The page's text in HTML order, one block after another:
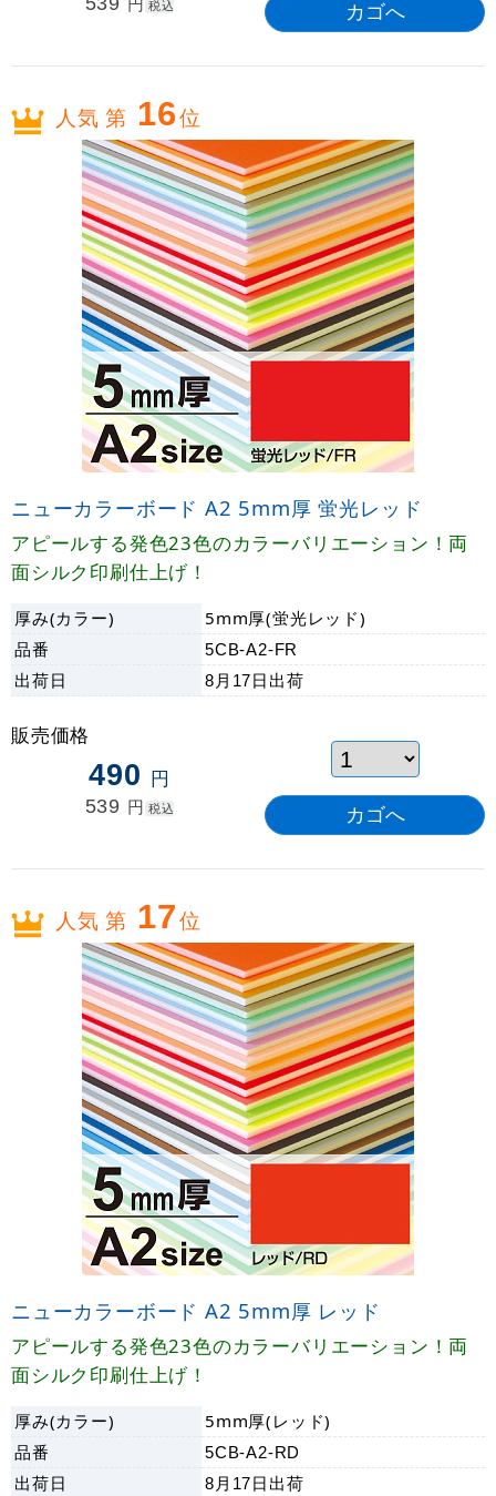
税込
人気 第 16位
ニューカラーボード A2 5mm厚 蛍光レッド
アピールする発色23色のカラーバリエーション！両
面シルク印刷仕上げ！
厚み(カラー)
5mm厚(蛍光レッド)
品番
5CB-A2-FR
出荷日 8月17日 出荷
販売価格
490 円
539 円 税込
人気 第 17位
ニューカラーボード A2 5mm厚 レッド
アピールする発色23色のカラーバリエーション！両
面シルク印刷仕上げ！
厚み(カラー)
5mm厚(レッド)
品番
5CB-A2-RD
出荷日 8月17日 出荷